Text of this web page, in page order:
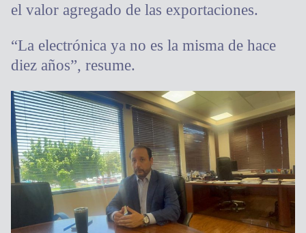
el valor agregado de las exportaciones.
“La electrónica ya no es la misma de hace
diez años”, resume.